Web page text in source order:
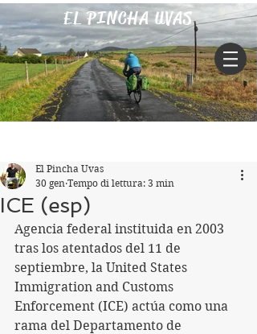
EL PINCHA UVAS
ICE (esp)
El Pincha Uvas
30 gen Tempo di lettura: 3 min
Agencia federal instituida en 2003
tras los atentados del 11 de
septiembre, la United States
Immigration and Customs
Enforcement (ICE) actúa como una
rama del Departamento de